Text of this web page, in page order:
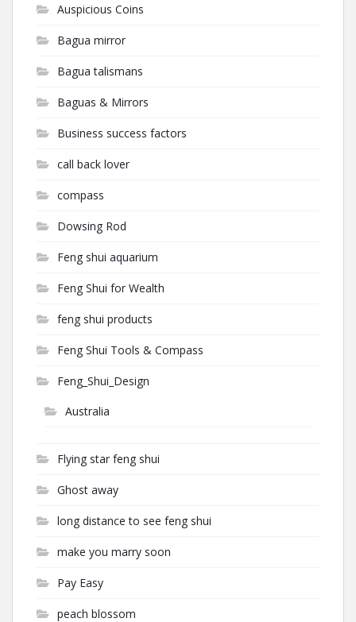
Auspicious Coins
Bagua mirror
Bagua talismans
Baguas & Mirrors
Business success factors
call back lover
compass
Dowsing Rod
Feng shui aquarium
Feng Shui for Wealth
feng shui products
Feng Shui Tools & Compass
Feng_Shui_Design
Australia
Flying star feng shui
Ghost away
long distance to see feng shui
make you marry soon
Pay Easy
peach blossom